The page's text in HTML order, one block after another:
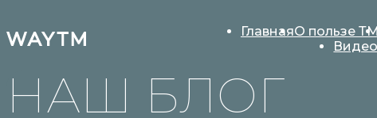
ГлавнаяО пользе ТМ
НАШ БЛОГ